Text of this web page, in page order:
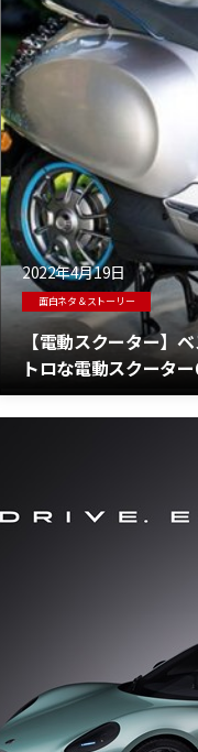
2022年4月19日
面白ネタ＆ストーリー
【電動スクーター】
トロな電動スクータ